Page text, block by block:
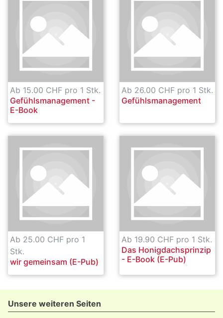
Ab 15.00 CHF pro 1 Stk.
Gefühlsmanagement -
E-Book
Ab 26.00 CHF pro 1 Stk.
Gefühlsmanagement
Ab 25.00 CHF pro 1
Stk.
wir gemeinsam (E-Pub)
Ab 19.90 CHF pro 1 Stk.
Das Honigdachsprinzip
- E-Book (E-Pub)
Unsere weiteren Seiten